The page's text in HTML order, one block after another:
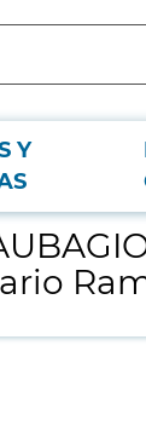
Y
del Hospital